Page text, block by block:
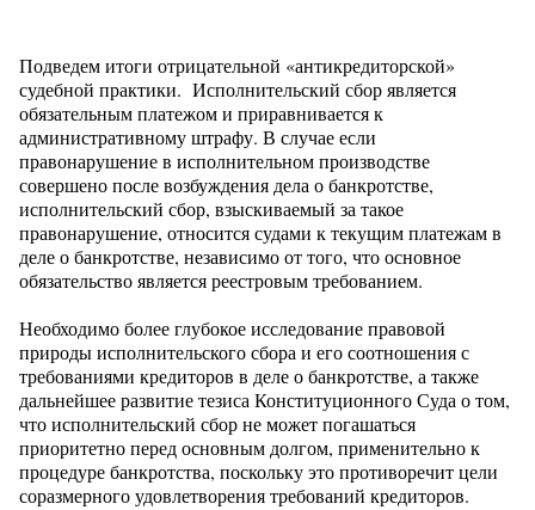
Подведем итоги отрицательной «антикредиторской»
судебной практики. Исполнительский сбор является
обязательным платежом и приравнивается к
административному штрафу. В случае если
правонарушение в исполнительном производстве
совершено после возбуждения дела о банкротстве,
исполнительский сбор, взыскиваемый за такое
правонарушение, относится судами к текущим платежам в
деле о банкротстве, независимо от того, что основное
обязательство является реестровым требованием.
Необходимо более глубокое исследование правовой
природы исполнительского сбора и его соотношения с
требованиями кредиторов в деле о банкротстве, а также
дальнейшее развитие тезиса Конституционного Суда о том,
что исполнительский сбор не может погашаться
приоритетно перед основным долгом, применительно к
процедуре банкротства, поскольку это противоречит цели
соразмерного удовлетворения требований кредиторов.